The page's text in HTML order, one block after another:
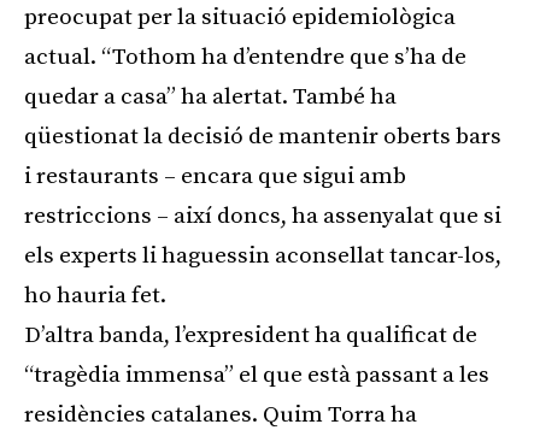
preocupat per la situació epidemiològica
actual. “Tothom ha d’entendre que s’ha de
quedar a casa” ha alertat. També ha
qüestionat la decisió de mantenir oberts bars
i restaurants – encara que sigui amb
restriccions – així doncs, ha assenyalat que si
els experts li haguessin aconsellat tancar-los,
ho hauria fet.
D’altra banda, l’expresident ha qualificat de
“tragèdia immensa” el que està passant a les
residències catalanes. Quim Torra ha